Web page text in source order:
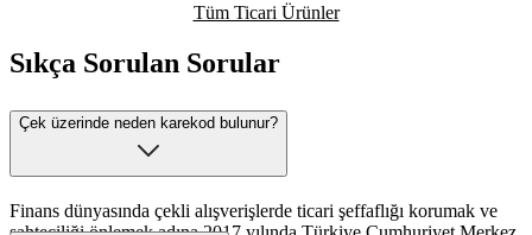
Tüm Ticari Ürünler
Sıkça Sorulan Sorular
Çek üzerinde neden karekod bulunur?
Finans dünyasında çekli alışverişlerde ticari şeffaflığı korumak ve